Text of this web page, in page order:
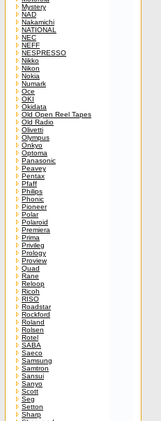
Mystery
NAD
Nakamichi
NATIONAL
NEC
NEFF
NESPRESSO
Nikko
Nikon
Nokia
Numark
Oce
OKI
Okidata
Old Open Reel Tapes
Old Radio
Olivetti
Olympus
Onkyo
Optoma
Panasonic
Peavey
Pentax
Pfaff
Philips
Phonic
Pioneer
Polar
Polaroid
Premiera
Prima
Privileg
Prology
Proview
Quad
Rane
Reloop
Ricoh
RISO
Roadstar
Rockford
Roland
Rolsen
Rotel
SABA
Saeco
Samsung
Samtron
Sansui
Sanyo
Scott
Seg
Setton
Sharp